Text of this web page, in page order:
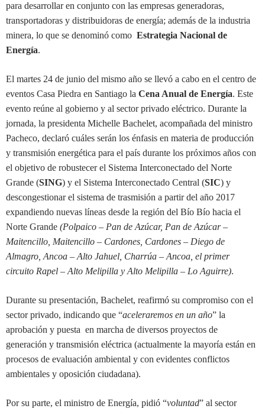
para desarrollar en conjunto con las empresas generadoras,
transportadoras y distribuidoras de energía; además de la industria
minera, lo que se denominó como Estrategia Nacional de
Energía.
El martes 24 de junio del mismo año se llevó a cabo en el centro de
eventos Casa Piedra en Santiago la Cena Anual de Energía. Este
evento reúne al gobierno y al sector privado eléctrico. Durante la
jornada, la presidenta Michelle Bachelet, acompañada del ministro
Pacheco, declaró cuáles serán los énfasis en materia de producción
y transmisión energética para el país durante los próximos años con
el objetivo de robustecer el Sistema Interconectado del Norte
Grande (SING) y el Sistema Interconectado Central (SIC) y
descongestionar el sistema de trasmisión a partir del año 2017
expandiendo nuevas líneas desde la región del Bío Bío hacia el
Norte Grande (Polpaico – Pan de Azúcar, Pan de Azúcar –
Maitencillo, Maitencillo – Cardones, Cardones – Diego de
Almagro, Ancoa – Alto Jahuel, Charrúa – Ancoa, el primer
circuito Rapel – Alto Melipilla y Alto Melipilla – Lo Aguirre).
Durante su presentación, Bachelet, reafirmó su compromiso con el
sector privado, indicando que “aceleraremos en un año” la
aprobación y puesta en marcha de diversos proyectos de
generación y transmisión eléctrica (actualmente la mayoría están en
procesos de evaluación ambiental y con evidentes conflictos
ambientales y oposición ciudadana).
Por su parte, el ministro de Energía, pidió “voluntad” al sector